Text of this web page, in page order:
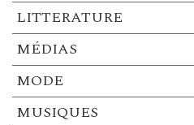
LITTERATURE
MÉDIAS
MODE
MUSIQUES